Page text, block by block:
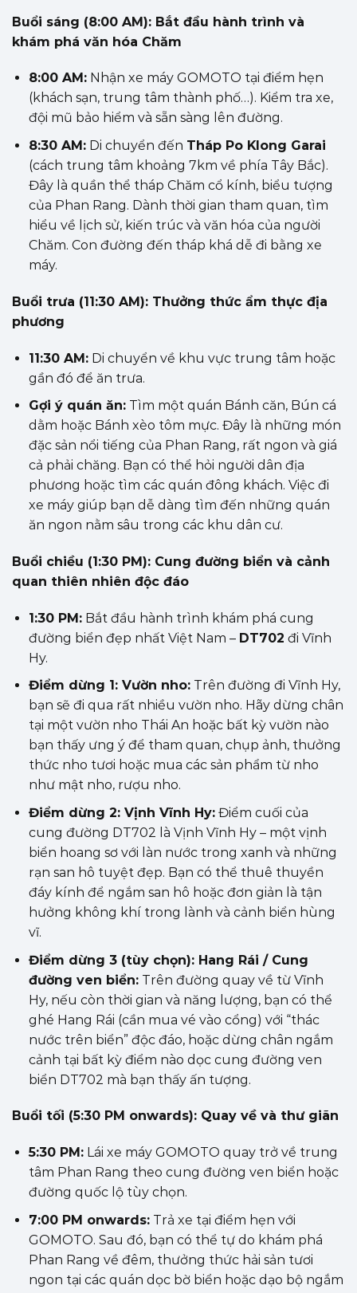
Buổi sáng (8:00 AM): Bắt đầu hành trình và
khám phá văn hóa Chăm
8:00 AM:Nhận xe máy GOMOTO tại điểm hẹn
(khách sạn, trung tâm thành phố…). Kiểm tra xe,
đội mũ bảo hiểm và sẵn sàng lên đường.
8:30 AM:Di chuyển đến Tháp Po Klong Garai
(cách trung tâm khoảng 7km về phía Tây Bắc).
Đây là quần thể tháp Chăm cổ kính, biểu tượng
của Phan Rang. Dành thời gian tham quan, tìm
hiểu về lịch sử, kiến trúc và văn hóa của người
Chăm. Con đường đến tháp khá dễ đi bằng xe
máy.
Buổi trưa (11:30 AM): Thưởng thức ẩm thực địa
phương
11:30 AM:Di chuyển về khu vực trung tâm hoặc
gần đó để ăn trưa.
Gợi ý quán ăn:Tìm một quán Bánh căn, Bún cá
dằm hoặc Bánh xèo tôm mực. Đây là những món
đặc sản nổi tiếng của Phan Rang, rất ngon và giá
cả phải chăng. Bạn có thể hỏi người dân địa
phương hoặc tìm các quán đông khách. Việc đi
xe máy giúp bạn dễ dàng tìm đến những quán
ăn ngon nằm sâu trong các khu dân cư.
Buổi chiều (1:30 PM): Cung đường biển và cảnh
quan thiên nhiên độc đáo
1:30 PM:Bắt đầu hành trình khám phá cung
đường biển đẹp nhất Việt Nam – DT702 đi Vĩnh
Hy.
Điểm dừng 1: Vườn nho:Trên đường đi Vĩnh Hy,
bạn sẽ đi qua rất nhiều vườn nho. Hãy dừng chân
tại một vườn nho Thái An hoặc bất kỳ vườn nào
bạn thấy ưng ý để tham quan, chụp ảnh, thưởng
thức nho tươi hoặc mua các sản phẩm từ nho
như mật nho, rượu nho.
Điểm dừng 2: Vịnh Vĩnh Hy:Điểm cuối của
cung đường DT702 là Vịnh Vĩnh Hy – một vịnh
biển hoang sơ với làn nước trong xanh và những
rạn san hô tuyệt đẹp. Bạn có thể thuê thuyền
đáy kính để ngắm san hô hoặc đơn giản là tận
hưởng không khí trong lành và cảnh biển hùng
vĩ.
Điểm dừng 3 (tùy chọn): Hang Rái / Cung
đường ven biển:Trên đường quay về từ Vĩnh
Hy, nếu còn thời gian và năng lượng, bạn có thể
ghé Hang Rái (cần mua vé vào cổng) với “thác
nước trên biển” độc đáo, hoặc dừng chân ngắm
cảnh tại bất kỳ điểm nào dọc cung đường ven
biển DT702 mà bạn thấy ấn tượng.
Buổi tối (5:30 PM onwards): Quay về và thư giãn
5:30 PM:Lái xe máy GOMOTO quay trở về trung
tâm Phan Rang theo cung đường ven biển hoặc
đường quốc lộ tùy chọn.
7:00 PM onwards:Trả xe tại điểm hẹn với
GOMOTO. Sau đó, bạn có thể tự do khám phá
Phan Rang về đêm, thưởng thức hải sản tươi
ngon tại các quán dọc bờ biển hoặc dạo bộ ngắm